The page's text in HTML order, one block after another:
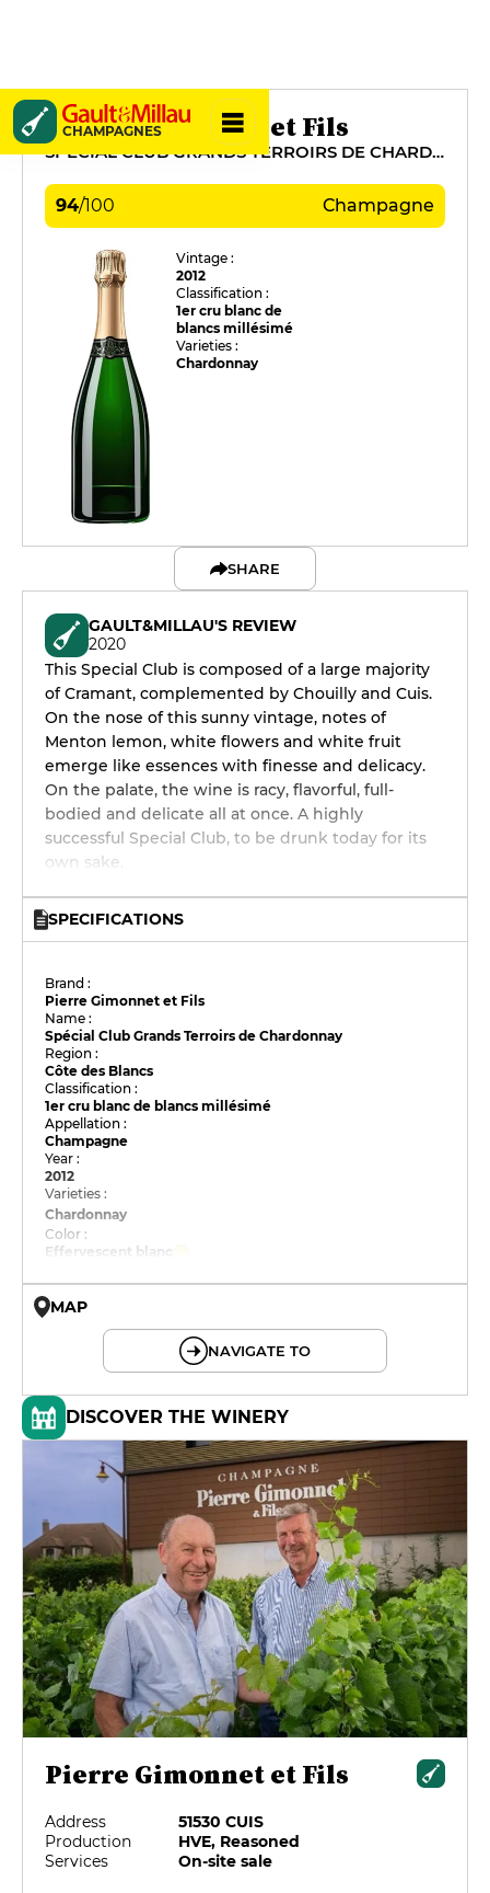
CHAMPAGNES
Pierre Gimonnet et Fils
SPÉCIAL CLUB GRANDS TERROIRS DE CHARDONNAY
94/100 Champagne
Vintage :
2012
Classification :
1er cru blanc de
blancs millésimé
Varieties :
Chardonnay
SHARE
GAULT&MILLAU'S REVIEW
2020
This Special Club is composed of a large majority
of Cramant, complemented by Chouilly and Cuis.
On the nose of this sunny vintage, notes of
Menton lemon, white flowers and white fruit
emerge like essences with finesse and delicacy.
On the palate, the wine is racy, flavorful, full-
bodied and delicate all at once. A highly
successful Special Club, to be drunk today for its
own sake.
SPECIFICATIONS
Brand :
Pierre Gimonnet et Fils
Name :
Spécial Club Grands Terroirs de Chardonnay
Region :
Côte des Blancs
Classification :
1er cru blanc de blancs millésimé
Appellation :
Champagne
Year :
2012
Varieties :
Chardonnay
Color :
Effervescent blanc
MAP
NAVIGATE TO
DISCOVER THE WINERY
Pierre Gimonnet et Fils
Address
51530 CUIS
Production
HVE, Reasoned
Services
On-site sale